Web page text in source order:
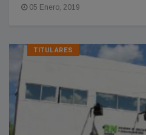
05 Enero, 2019
TITULARES